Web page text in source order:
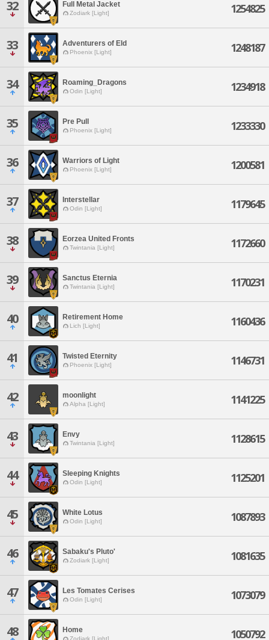
32 Full Metal Jacket
Zodiark [Light] 1254825
33 Adventurers of Eld
Phoenix [Light] 1248187
34 Roaming_Dragons
Odin [Light] 1234918
35 Pre Pull
Phoenix [Light] 1233330
36 Warriors of Light
Phoenix [Light] 1200581
37 Interstellar
Odin [Light] 1179645
38 Eorzea United Fronts
Twintania [Light] 1172660
39 Sanctus Eternia
Twintania [Light] 1170231
40 Retirement Home
Lich [Light] 1160436
41 Twisted Eternity
Phoenix [Light] 1146731
42 moonlight
Alpha [Light] 1141225
43 Envy
Twintania [Light] 1128615
44 Sleeping Knights
Odin [Light] 1125201
45 White Lotus
Odin [Light] 1087893
46 Sabaku's Pluto'
Zodiark [Light] 1081635
47 Les Tomates Cerises
Odin [Light] 1073079
48 Home
Zodiark [Light] 1050792